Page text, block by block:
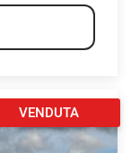
VENDUTA